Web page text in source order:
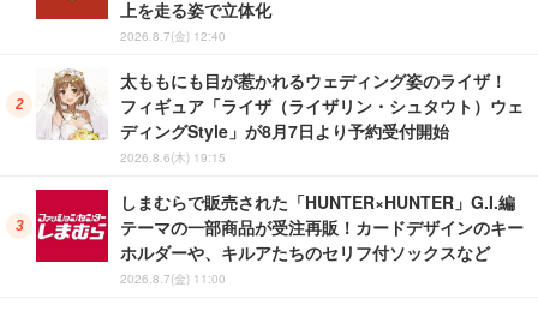
上を走る姿で立体化
2026.8.7(金) 12:40
太ももにも目が惹かれるウェディング姿のライザ！
フィギュア「ライザ（ライザリン・シュタウト）ウェ
ディングStyle」が8月7日より予約受付開始
2026.8.6(木) 19:15
しまむらで販売された「HUNTER×HUNTER」G.I.編
テーマの一部商品が受注再販！カードデザインのキー
ホルダーや、キルアたちのセリフ付ソックスなど
2026.8.7(金) 11:00